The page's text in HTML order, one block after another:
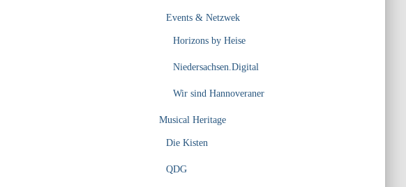
Events & Netzwek
Horizons by Heise
Niedersachsen.Digital
Wir sind Hannoveraner
Musical Heritage
Die Kisten
QDG